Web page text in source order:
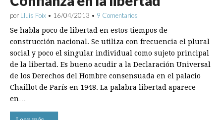
por Lluís Foix • 16/04/2013 • 9 Comentarios
Se habla poco de libertad en estos tiempos de
construcción nacional. Se utiliza con frecuencia el plural
social y poco el singular individual como sujeto principal
de la libertad. Es bueno acudir a la Declaración Universal
de los Derechos del Hombre consensuada en el palacio
Chaillot de París en 1948. La palabra libertad aparece
en…